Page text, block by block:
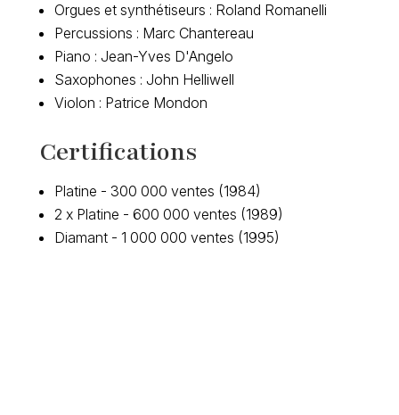
Orgues et synthétiseurs : Roland Romanelli
Percussions : Marc Chantereau
Piano : Jean-Yves D'Angelo
Saxophones : John Helliwell
Violon : Patrice Mondon
Certifications
Platine - 300 000 ventes (1984)
2 x Platine - 600 000 ventes (1989)
Diamant - 1 000 000 ventes (1995)